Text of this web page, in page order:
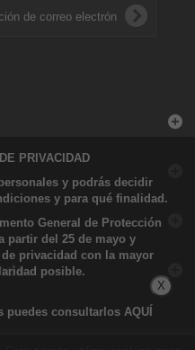
PRIVACIDAD
y podrás decidir
y para qué finalidad.
General de Protección
partir del 25 de mayo y
privacidad con la mayor
posible.
puedes consultarlos AQUÍ
X